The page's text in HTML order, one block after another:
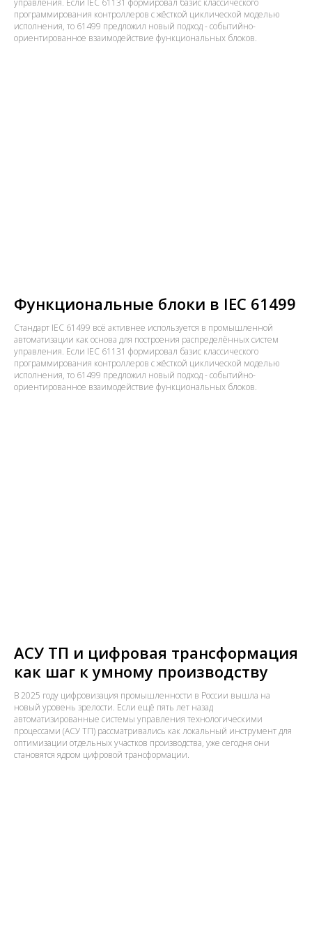
управления. Если IEC 61131 формировал базис классического
программирования контроллеров с жёсткой циклической моделью
исполнения, то 61499 предложил новый подход - событийно-
ориентированное взаимодействие функциональных блоков.
Функциональные блоки в IEC 61499
Стандарт IEC 61499 всё активнее используется в промышленной
автоматизации как основа для построения распределённых систем
управления. Если IEC 61131 формировал базис классического
программирования контроллеров с жёсткой циклической моделью
исполнения, то 61499 предложил новый подход - событийно-
ориентированное взаимодействие функциональных блоков.
АСУ ТП и цифровая трансформация
как шаг к умному производству
В 2025 году цифровизация промышленности в России вышла на
новый уровень зрелости. Если ещё пять лет назад
автоматизированные системы управления технологическими
процессами (АСУ ТП) рассматривались как локальный инструмент для
оптимизации отдельных участков производства, уже сегодня они
становятся ядром цифровой трансформации.